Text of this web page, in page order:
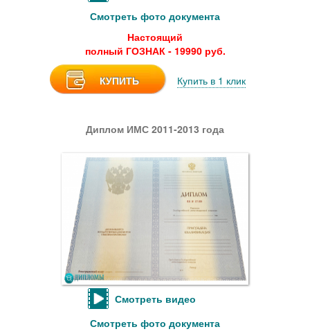
Смотреть фото документа
Настоящий
полный ГОЗНАК - 19990 руб.
КУПИТЬ Купить в 1 клик
Диплом ИМС 2011-2013 года
Смотреть видео
Смотреть фото документа